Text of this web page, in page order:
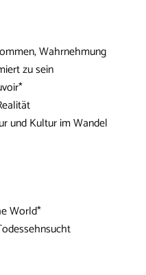
Wahrnehmung
zu sein
und Kultur im Wandel
World*